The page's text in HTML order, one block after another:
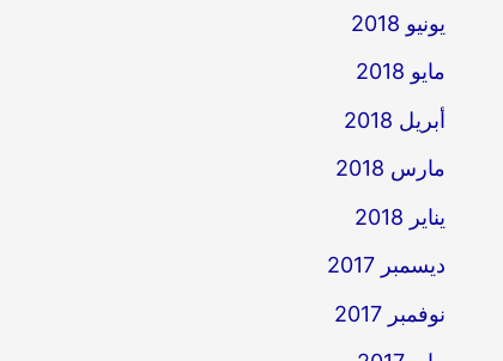
يونيو 2018
مايو 2018
أبريل 2018
مارس 2018
يناير 2018
ديسمبر 2017
نوفمبر 2017